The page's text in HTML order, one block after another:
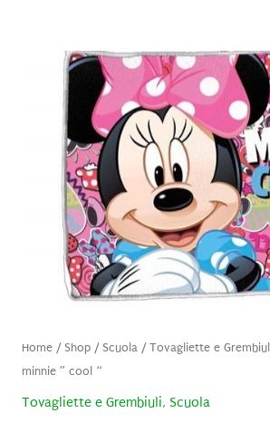
Home/ Shop/ Scuola/Tovagliette e
minnie ” cool “
Tovagliette e Grembiuli, Scuola